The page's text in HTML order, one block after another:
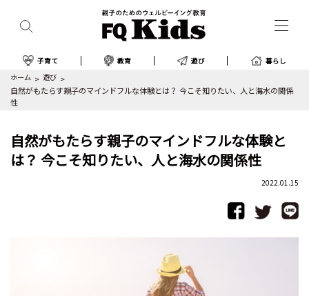
子育て 教育 遊び 暮らし
ホーム 遊び
自然がもたらす親子のマインドフルな体験とは？ 今こそ知りたい、人と海水の関係
性
自然がもたらす親子のマインドフルな体験と
は？ 今こそ知りたい、人と海水の関係性
2022.01.15